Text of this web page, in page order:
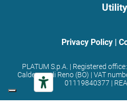
Utility
Privacy Policy|
PLATUM S.p.A. | Registered
Calderara di Reno (BO) | VAT
01119840377 |